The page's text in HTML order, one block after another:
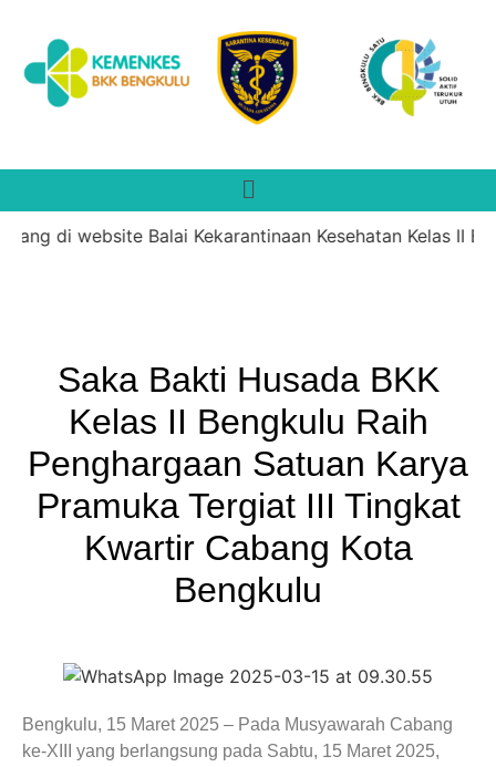
di website Balai Kekarantinaan Kesehatan Kelas II
Saka Bakti Husada BKK
Kelas II Bengkulu Raih
Penghargaan Satuan Karya
Pramuka Tergiat III Tingkat
Kwartir Cabang Kota
Bengkulu
Bengkulu, 15 Maret 2025 – Pada Musyawarah Cabang
ke-XIII yang berlangsung pada Sabtu, 15 Maret 2025,